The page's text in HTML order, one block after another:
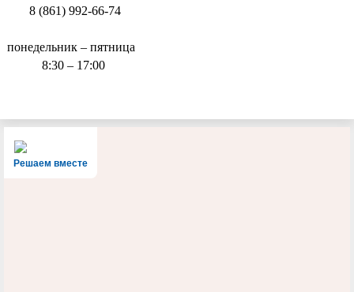
8 (861) 992-66-74
понедельник – пятница
8:30 – 17:00
Решаем вместе